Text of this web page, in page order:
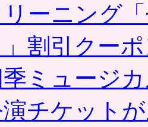
ーニング
」割引クー
ミュージ
チケット